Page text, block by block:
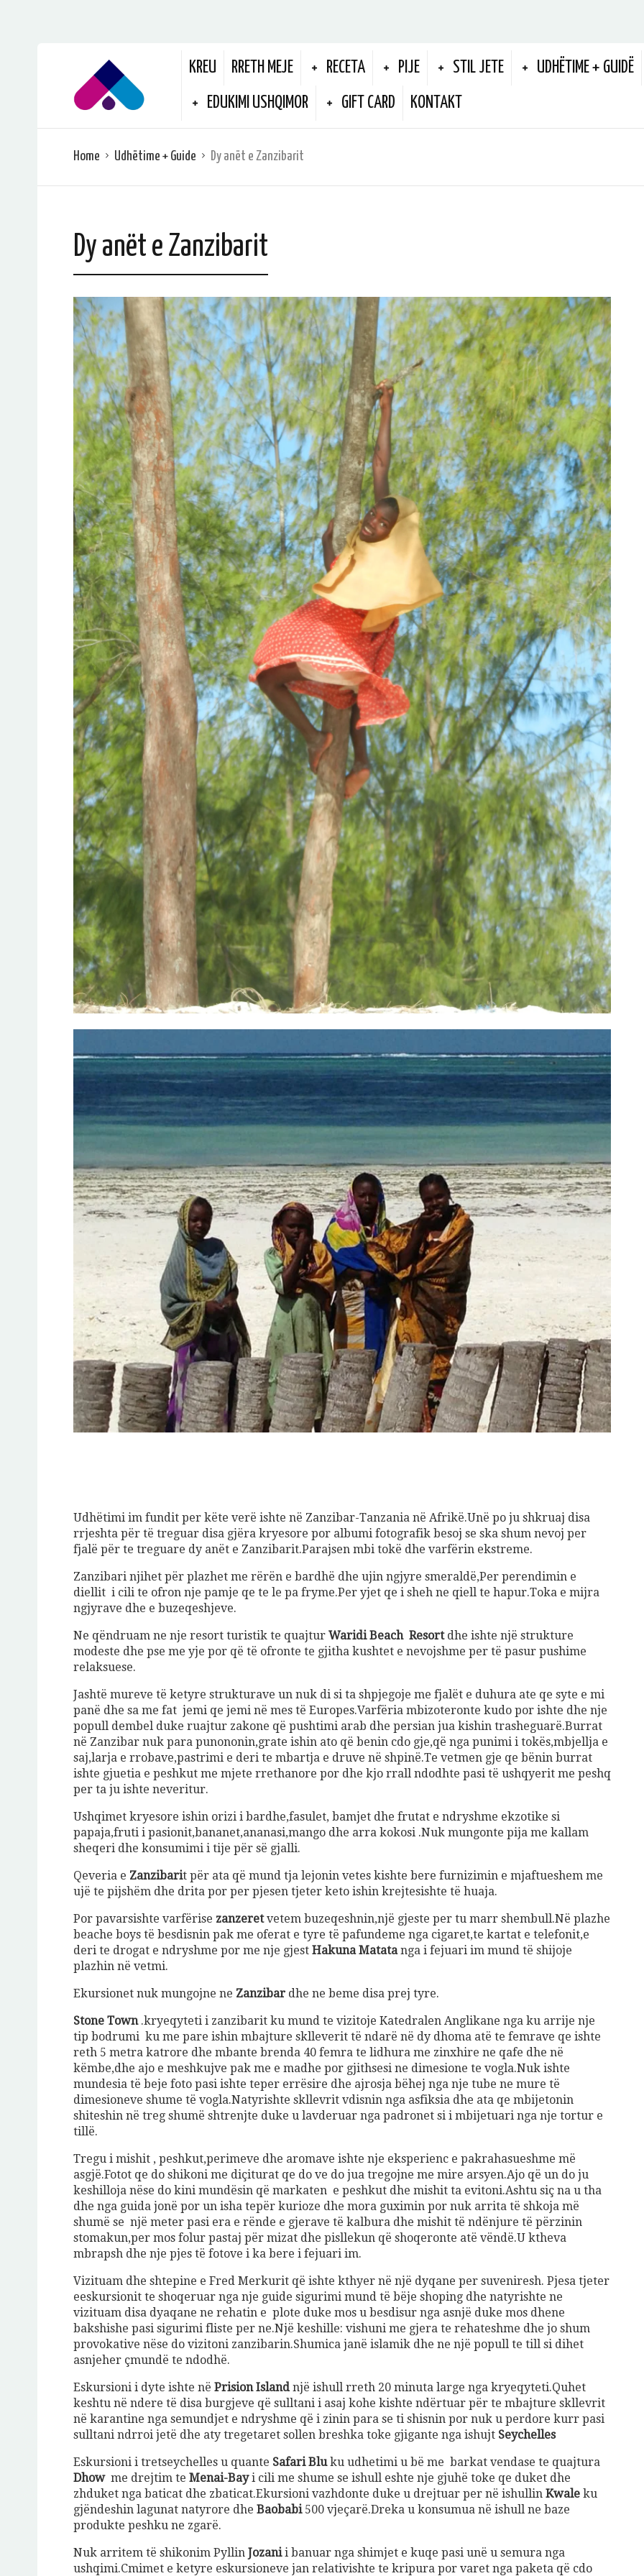
KREU RRETH MEJE RECETA PIJE STIL JETE UDHËTIME + GUIDË
EDUKIMI USHQIMOR GIFT CARD KONTAKT
Home Udhëtime + Guide Dy anët e Zanzibarit
Dy anët e Zanzibarit
Udhëtimi im fundit per këte verë ishte në Zanzibar-Tanzania në Afrikë.Unë po ju shkruaj disa
rrjeshta për të treguar disa gjëra kryesore por albumi fotografik besoj se ska shum nevoj per
fjalë për te treguare dy anët e Zanzibarit.Parajsen mbi tokë dhe varfërin ekstreme.
Zanzibari njihet për plazhet me rërën e bardhë dhe ujin ngjyre smeraldë,Per perendimin e
diellit i cili te ofron nje pamje qe te le pa fryme.Per yjet qe i sheh ne qiell te hapur.Toka e mijra
ngjyrave dhe e buzeqeshjeve.
Ne qëndruam ne nje resort turistik te quajtur Waridi Beach Resort dhe ishte një strukture
modeste dhe pse me yje por që të ofronte te gjitha kushtet e nevojshme per të pasur pushime
relaksuese.
Jashtë mureve të ketyre strukturave un nuk di si ta shpjegoje me fjalët e duhura ate qe syte e mi
panë dhe sa me fat jemi qe jemi në mes të Europes.Varfëria mbizoteronte kudo por ishte dhe nje
popull dembel duke ruajtur zakone që pushtimi arab dhe persian jua kishin trasheguarë.Burrat
në Zanzibar nuk para punononin,grate ishin ato që benin cdo gje,që nga punimi i tokës,mbjellja e
saj,larja e rrobave,pastrimi e deri te mbartja e druve në shpinë.Te vetmen gje qe bënin burrat
ishte gjuetia e peshkut me mjete rrethanore por dhe kjo rrall ndodhte pasi të ushqyerit me peshq
per ta ju ishte neveritur.
Ushqimet kryesore ishin orizi i bardhe,fasulet, bamjet dhe frutat e ndryshme ekzotike si
papaja,fruti i pasionit,bananet,ananasi,mango dhe arra kokosi .Nuk mungonte pija me kallam
sheqeri dhe konsumimi i tije për së gjalli.
Qeveria e Zanzibarit për ata që mund tja lejonin vetes kishte bere furnizimin e mjaftueshem me
ujë te pijshëm dhe drita por per pjesen tjeter keto ishin krejtesishte të huaja.
Por pavarsishte varfërise zanzeretvetem buzeqeshnin,një gjeste per tu marr shembull.Në plazhe
beache boys të besdisnin pak me oferat e tyre të pafundeme nga cigaret,te kartat e telefonit,e
deri te drogat e ndryshme por me nje gjest Hakuna Matatanga i fejuari im mund të shijoje
plazhin në vetmi.
Ekursionet nuk mungojne ne Zanzibar dhe ne beme disa prej tyre.
Stone Town.kryeqyteti i zanzibarit ku mund te vizitoje Katedralen Anglikane nga ku arrije nje
tip bodrumi ku me pare ishin mbajture sklleverit të ndarë në dy dhoma atë te femrave qe ishte
reth 5 metra katrore dhe mbante brenda 40 femra te lidhura me zinxhire ne qafe dhe në
këmbe,dhe ajo e meshkujve pak me e madhe por gjithsesi ne dimesione te vogla.Nuk ishte
mundesia të beje foto pasi ishte teper errësire dhe ajrosja bëhej nga nje tube ne mure të
dimesioneve shume të vogla.Natyrishte skllevrit vdisnin nga asfiksia dhe ata qe mbijetonin
shiteshin në treg shumë shtrenjte duke u lavderuar nga padronet si i mbijetuari nga nje tortur e
tillë.
Tregu i mishit , peshkut,perimeve dhe aromave ishte nje eksperienc e pakrahasueshme më
asgjë.Fotot qe do shikoni me diçiturat qe do ve do jua tregojne me mire arsyen.Ajo që un do ju
keshilloja nëse do kini mundësin që markaten e peshkut dhe mishit ta evitoni.Ashtu siç na u tha
dhe nga guida jonë por un isha tepër kurioze dhe mora guximin por nuk arrita të shkoja më
shumë se një meter pasi era e rënde e gjerave të kalbura dhe mishit të ndënjure të përzinin
stomakun,per mos folur pastaj për mizat dhe pisllekun që shoqeronte atë vëndë.U ktheva
mbrapsh dhe nje pjes të fotove i ka bere i fejuari im.
Vizituam dhe shtepine e Fred Merkurit që ishte kthyer në një dyqane per suveniresh. Pjesa tjeter
eeskursionit te shoqeruar nga nje guide sigurimi mund të bëje shoping dhe natyrishte ne
vizituam disa dyaqane ne rehatin e plote duke mos u besdisur nga asnjë duke mos dhene
bakshishe pasi sigurimi fliste per ne.Një keshille: vishuni me gjera te rehateshme dhe jo shum
provokative nëse do vizitoni zanzibarin.Shumica janë islamik dhe ne një popull te till si dihet
asnjeher çmundë te ndodhë.
Eskursioni i dyte ishte në Prision Island një ishull rreth 20 minuta large nga kryeqyteti.Quhet
keshtu në ndere të disa burgjeve që sulltani i asaj kohe kishte ndërtuar për te mbajture skllevrit
në karantine nga semundjet e ndryshme që i zinin para se ti shisnin por nuk u perdore kurr pasi
sulltani ndrroi jetë dhe aty tregetaret sollen breshka toke gjigante nga ishujt Seychelles
Eskursioni i tretseychelles u quante Safari Bluku udhetimi u bë me barkat vendase te quajtura
Dhowme drejtim te Menai-Bayi cili me shume se ishull eshte nje gjuhë toke qe duket dhe
zhduket nga baticat dhe zbaticat.Ekursioni vazhdonte duke u drejtuar per në ishullin Kwale ku
gjëndeshin lagunat natyrore dhe Baobabi 500 vjeçarë.Dreka u konsumua në ishull ne baze
produkte peshku ne zgarë.
Nuk arritem të shikonim Pyllin Jozanii banuar nga shimjet e kuqe pasi unë u semura nga
ushqimi.Cmimet e ketyre eskursioneve jan relativishte te kripura por varet nga paketa që cdo
Jeto Dashuro Ushqehu
10
Add to cart
Gift Card 3 mujore per Patologji
Add to cart
Gift Card 1 mujor pa Patologji
18€
Add to cart